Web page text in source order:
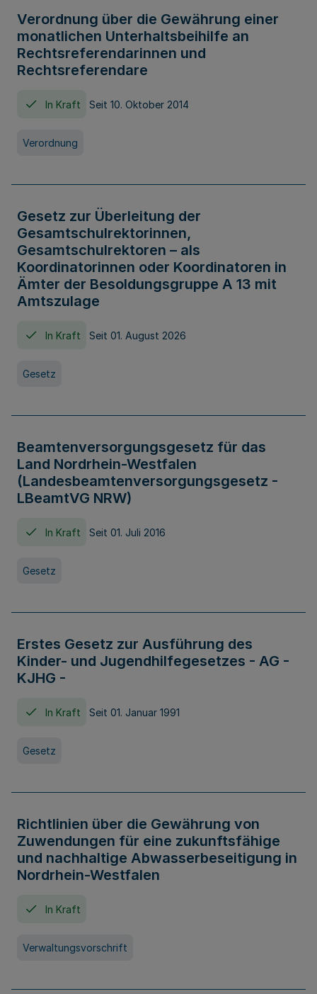
Verordnung über die Gewährung einer
monatlichen Unterhaltsbeihilfe an
Rechtsreferendarinnen und
Rechtsreferendare
In Kraft Seit 10. Oktober 2014
Verordnung
Gesetz zur Überleitung der
Gesamtschulrektorinnen,
Gesamtschulrektoren – als
Koordinatorinnen oder Koordinatoren in
Ämter der Besoldungsgruppe A 13 mit
Amtszulage
In Kraft Seit 01. August 2026
Gesetz
Beamtenversorgungsgesetz für das
Land Nordrhein-Westfalen
(Landesbeamtenversorgungsgesetz -
LBeamtVG NRW)
In Kraft Seit 01. Juli 2016
Gesetz
Erstes Gesetz zur Ausführung des
Kinder- und Jugendhilfegesetzes - AG -
KJHG -
In Kraft Seit 01. Januar 1991
Gesetz
Richtlinien über die Gewährung von
Zuwendungen für eine zukunftsfähige
und nachhaltige Abwasserbeseitigung in
Nordrhein-Westfalen
In Kraft
Verwaltungsvorschrift